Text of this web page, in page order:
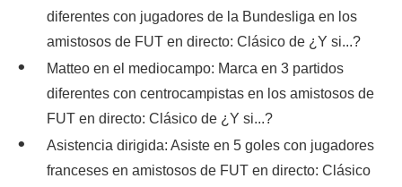
diferentes con jugadores de la Bundesliga en los
amistosos de FUT en directo: Clásico de ¿Y si...?
Matteo en el mediocampo: Marca en 3 partidos
diferentes con centrocampistas en los amistosos de
FUT en directo: Clásico de ¿Y si...?
Asistencia dirigida: Asiste en 5 goles con jugadores
franceses en amistosos de FUT en directo: Clásico